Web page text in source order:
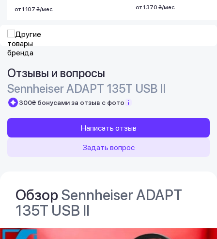
от 1 107 ₴/мес
от 1 370 ₴/мес
Отзывы и вопросы
Sennheiser ADAPT 135T USB II
300₴ бонусами за отзыв с фото
Написать отзыв
Задать вопрос
ОбзорSennheiser ADAPT
135T USB II